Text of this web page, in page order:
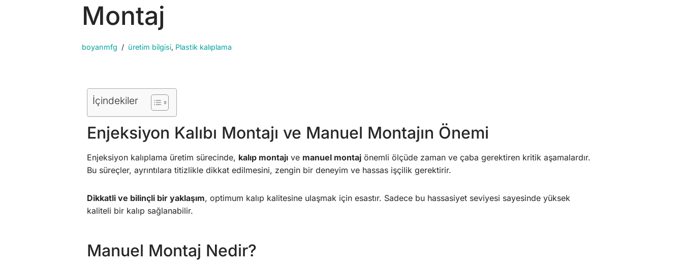
Montaj
boyanmfg üreti̇m bi̇lgi̇si̇, Plastik kalıplama
İçindekiler
Enjeksiyon Kalıbı Montajı ve Manuel Montajın Önemi
Enjeksiyon kalıplama üretim sürecinde, kalıp montajıve manuel montajönemli ölçüde zaman ve çaba gerektiren kritik aşamalardır.
Bu süreçler, ayrıntılara titizlikle dikkat edilmesini, zengin bir deneyim ve hassas işçilik gerektirir.
Dikkatli ve bilinçli bir yaklaşım, optimum kalıp kalitesine ulaşmak için esastır. Sadece bu hassasiyet seviyesi sayesinde yüksek
kaliteli bir kalıp sağlanabilir.
Manuel Montaj Nedir?